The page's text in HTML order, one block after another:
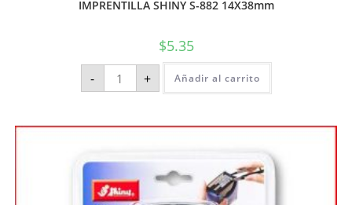
IMPRENTILLA SHINY S-882 14X38mm
$5.35
- + Añadir al carrito